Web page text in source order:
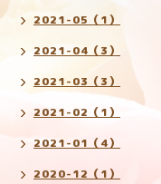
2021-05（1）
2021-04（3）
2021-03（3）
2021-02（1）
2021-01（4）
2020-12（1）